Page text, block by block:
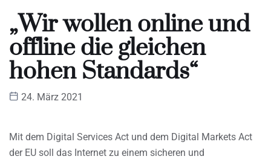
„Wir wollen online und
offline die gleichen
hohen Standards“
24. März 2021
Mit dem Digital Services Act und dem Digital Markets Act
der EU soll das Internet zu einem sicheren und